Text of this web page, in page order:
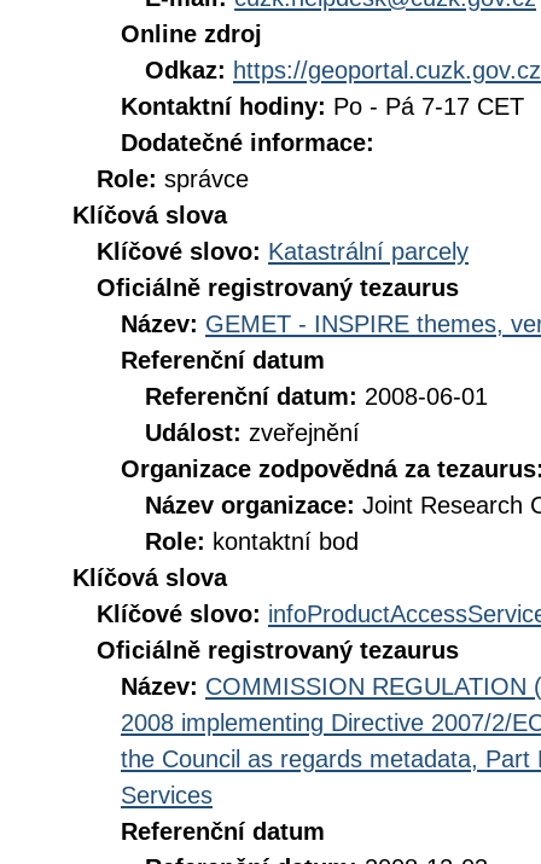
Online zdroj
Odkaz: https://geoportal.cuzk.gov.cz
Kontaktní hodiny: Po - Pá 7-17 CET
Dodatečné informace:
Role: správce
Klíčová slova
Klíčové slovo: Katastrální parcely
Oficiálně registrovaný tezaurus
Název: GEMET - INSPIRE themes,
Referenční datum
Referenční datum: 2008-06-01
Událost: zveřejnění
Organizace zodpovědná za
Název organizace: Joint Research
Role: kontaktní bod
Klíčová slova
Klíčové slovo:
Oficiálně registrovaný tezaurus
Název: COMMISSION REGULATION
2008 implementing Directive 2007/2/
the Council as regards metadata,
Services
Referenční datum